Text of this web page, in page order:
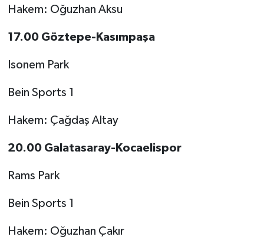
Hakem: Oğuzhan Aksu
17.00 Göztepe-Kasımpaşa
Isonem Park
Bein Sports 1
Hakem: Çağdaş Altay
20.00 Galatasaray-Kocaelispor
Rams Park
Bein Sports 1
Hakem: Oğuzhan Çakır